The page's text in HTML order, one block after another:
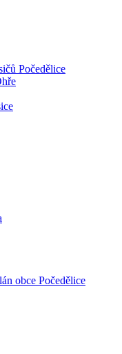
Počedělice
obce Počedělice